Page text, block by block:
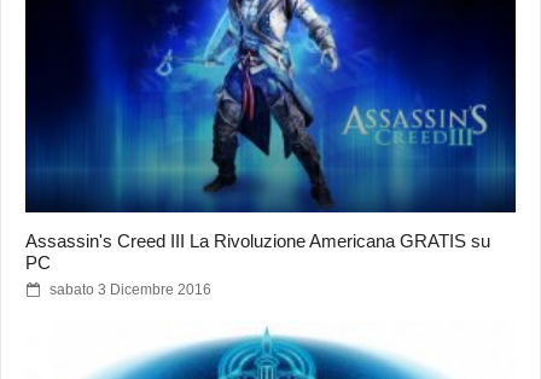
Assassin's Creed III La Rivoluzione Americana GRATIS su
PC
sabato 3 Dicembre 2016